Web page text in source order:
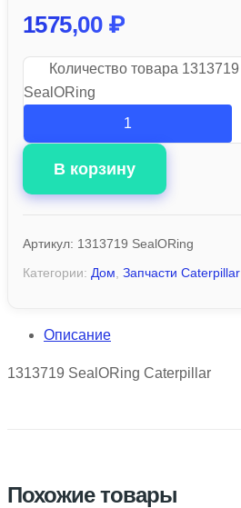
1575,00 ₽
Количество товара 1313719
SealORing
В корзину
Артикул: 1313719 SealORing
Категории: Дом Запчасти Caterpillar
Описание
1313719 SealORing Caterpillar
Похожие товары